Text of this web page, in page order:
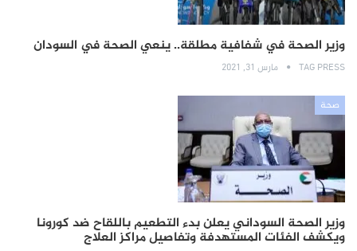
وزير الصحة في شفافية مطلقة.. ينعي الصحة في السودان
TAG PRESS مارس 31, 2021
صحة
وزير الصحة السوداني يعلن بدء التطعيم باللقاح ضد كورونا
ويكشف الفئات المستهدفة وتفاصيل مراكز العلاج